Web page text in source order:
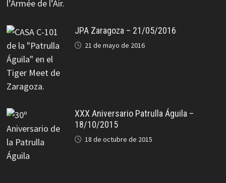
JPA Zaragoza – 21/05/2016
21 de mayo de 2016
XXX Aniversario Patrulla Águila –
18/10/2015
18 de octubre de 2015